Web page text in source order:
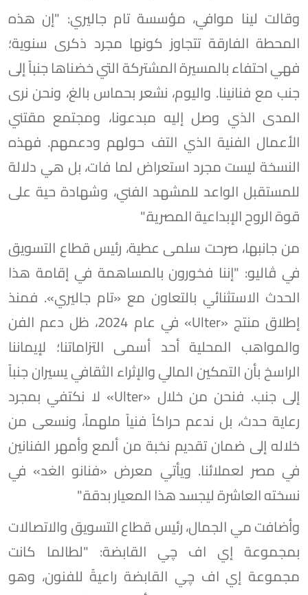
وقالت لينا موافي، مؤسسة تام جاليري: "إن هذه
المحطة الفارقة تتجاوز كونها مجرد ذكرى سنوية؛
فهي احتفاء بالمسيرة المشتركة التي خضناها جنباً إلى
جنب مع فنانينا. واليوم، نشعر بحماس بالغ، ونحن نرى
المدى الذي وصل إليه مبدعونا، ومجتمع مقتني
الأعمال الفنية الذي التف حولهم ودعمهم. فهذه
النسخة ليست مجرد استعراض لما فات، بل هي دلالة
للمستقبل الواعد للمشهد الفني، وشهادة حية على
قوة الروح الإبداعية المصرية."
من جانبها، صرحت سلمى عطية، رئيس قطاع التسويق
في ڤاليو: "إننا فخورون بالمساهمة في إقامة هذا
الحدث الاستثنائي بالتعاون مع «تام جاليري». فمنذ
إطلاق منتج «Ulter» في عام 2024، ظل دعم الفن
والمواهب المحلية أحد أسمى التزاماتنا؛ لإيماننا
الراسخ بأن التمكين المالي والإثراء الثقافي يسيران جنباً
إلى جنب. فنحن من خلال «Ulter» لا نكتفي بمجرد
رعاية حدث، بل ندعم حراكاً فنياً ملهماً، ونسعى من
خلاله إلى ضمان تقديم نخبة من ألمع وأمهر الفنانين
في مصر لعملائنا. ويأتي معرض «فنانو الغد» في
نسخته العاشرة ليجسد هذا المعيار بدقة."
وأضافت مي الجمال، رئيس قطاع التسويق والاتصالات
بمجموعة إي اف چي القابضة: "لطالما كانت
مجموعة إي اف چي القابضة راعيةً للفنون، وهو